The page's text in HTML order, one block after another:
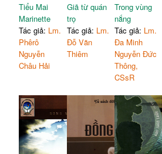
Tiểu Mai
Marinette
Tác giả: Lm.
Phêrô
Nguyễn
Châu Hải
Giã từ quán
trọ
Tác giả: Lm.
Đỗ Văn
Thiêm
Trong vùng
nắng
Tác giả: Lm.
Đa Minh
Nguyễn Đức
Thông,
CSsR